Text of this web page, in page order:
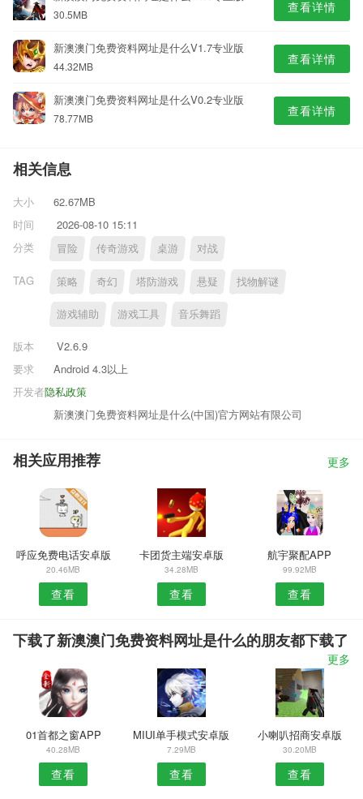
30.5MB 查看详情
新澳澳门免费资料网址是什么V1.7专业版
44.32MB 查看详情
新澳澳门免费资料网址是什么V0.2专业版
78.77MB 查看详情
相关信息
大小
62.67MB
时间
2026-08-10 15:11
分类
冒险 传奇游戏 桌游 对战
TAG 策略 奇幻 塔防游戏 悬疑 找物解谜
游戏辅助 游戏工具 音乐舞蹈
版本
V2.6.9
要求
Android 4.3以上
隐私政策
开发者
新澳澳门免费资料网址是什么(中国)官方网站有限公司
相关应用推荐 更多
呼应免费电话安卓版
20.46MB
查看
卡团货主端安卓版
34.28MB
查看
航宇聚配APP
99.92MB
查看
下载了新澳澳门免费资料网址是什么的朋友都下载了
更多
01首都之窗APP
40.28MB
查看
MIUI单手模式安卓版
7.29MB
查看
小喇叭招商安卓版
30.20MB
查看